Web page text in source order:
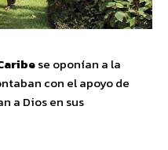
se oponían a la
con el apoyo de
a Dios en sus